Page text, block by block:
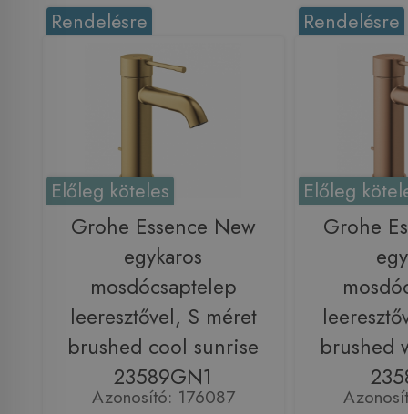
Rendelésre
Előleg köteles
Grohe Essence New
egykaros
mosdócsaptelep
leeresztővel, S méret
brushed cool sunrise
23589GN1
Azonosító: 176087
Rendelésre
Előleg
Grohe
brushed